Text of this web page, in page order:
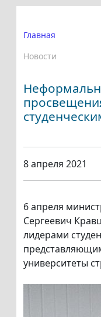
Главная
Новости
8 апреля 2021
6 апреля
Сергеевич
лидерами
университеты